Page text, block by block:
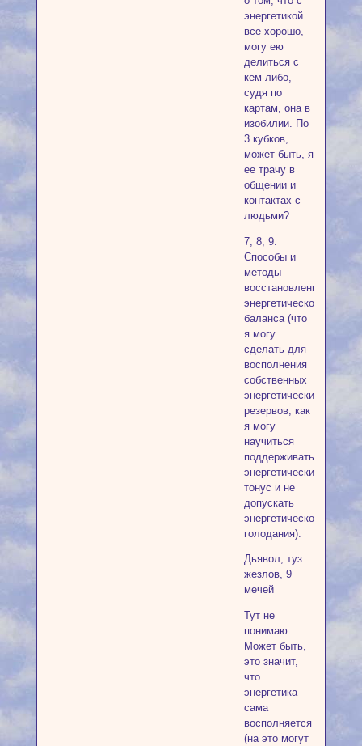
энергетикой
все хорошо,
могу ею
делиться с
кем-либо,
судя по
картам, она в
изобилии. По
3 кубков,
может быть, я
ее трачу в
общении и
контактах с
людьми?
7, 8, 9.
Способы и
методы
восстановления
энергетического
баланса (что
я могу
сделать для
восполнения
собственных
энергетических
резервов; как
я могу
научиться
поддерживать
энергетический
тонус и не
допускать
энергетического
голодания).
Дьявол, туз
жезлов, 9
мечей
Тут не
понимаю.
Может быть,
это значит,
что
энергетика
сама
восполняется
(на это могут